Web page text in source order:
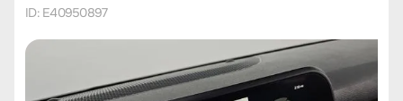
ID: E40950897